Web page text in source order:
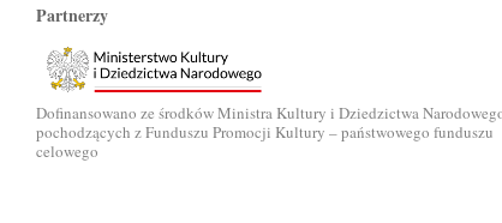
Partnerzy
Dofinansowano ze środków Ministra Kultury i Dziedzictwa
pochodzących z Funduszu Promocji Kultury – państwowego funduszu
celowego